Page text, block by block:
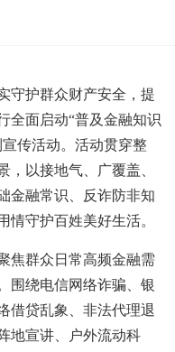
护群众财产安全，提
全面启动“普及金融知识
传活动。活动贯穿整
，以接地气、广覆盖、
金融常识、反诈防非知
情守护百姓美好生活。
群众日常高频金融需
围绕电信网络诈骗、银
借贷乱象、非法代理退
地宣讲、户外流动科